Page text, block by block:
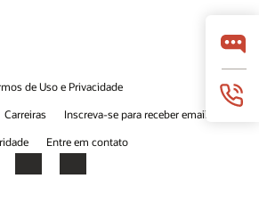
de Uso e Privacidade
Carreiras
Inscreva-se para receber emails
Entre em contato
YouTubeInstagram